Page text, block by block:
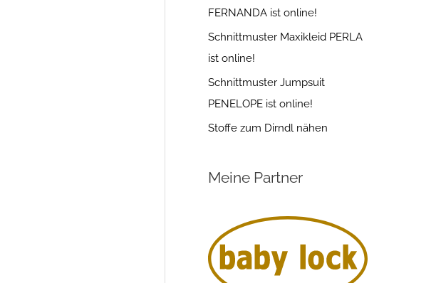
FERNANDA ist online!
Schnittmuster Maxikleid PERLA
ist online!
Schnittmuster Jumpsuit
PENELOPE ist online!
Stoffe zum Dirndl nähen
Meine Partner